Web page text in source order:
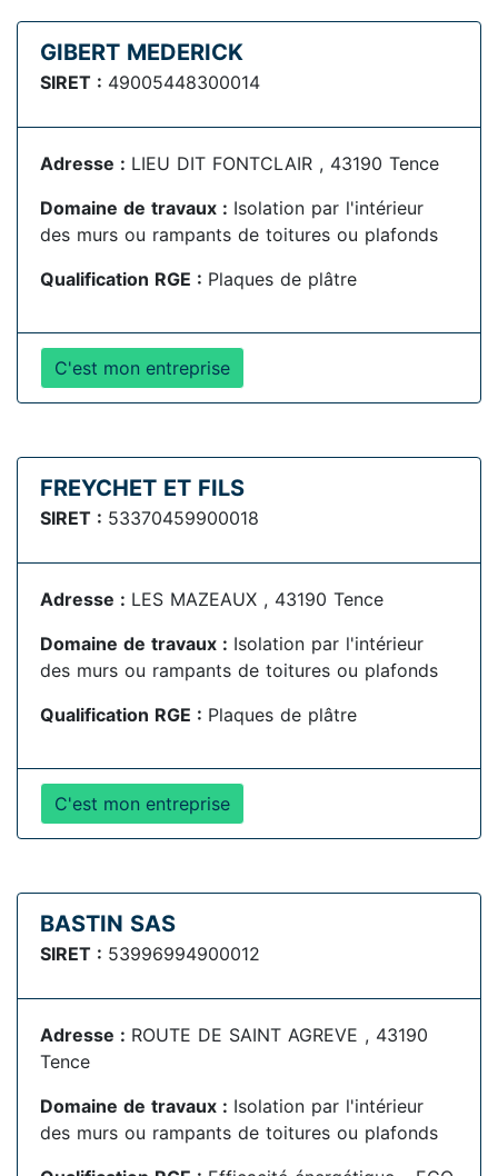
GIBERT MEDERICK
SIRET : 49005448300014
Adresse : LIEU DIT FONTCLAIR , 43190 Tence
Domaine de travaux : Isolation par l'intérieur
des murs ou rampants de toitures ou plafonds
Qualification RGE : Plaques de plâtre
C'est mon entreprise
FREYCHET ET FILS
SIRET : 53370459900018
Adresse : LES MAZEAUX , 43190 Tence
Domaine de travaux : Isolation par l'intérieur
des murs ou rampants de toitures ou plafonds
Qualification RGE : Plaques de plâtre
C'est mon entreprise
BASTIN SAS
SIRET : 53996994900012
Adresse : ROUTE DE SAINT AGREVE , 43190
Tence
Domaine de travaux : Isolation par l'intérieur
des murs ou rampants de toitures ou plafonds